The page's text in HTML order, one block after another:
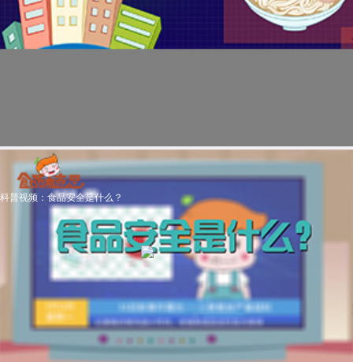
科普视频：食品安全是什么？